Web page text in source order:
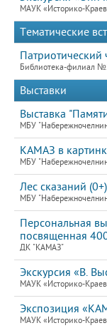
МАУК «Историко-
Тематические
Патриотический
Библиотека-филиал
Выставки
Выставка
МБУ
КАМАЗ в
МБУ
Лес сказаний (0+)
МБУ
Персональная
посвященная
ДК "КАМАЗ"
Экскурсия «В.
МАУК «Историко-
Экспозиция
МАУК «Историко-